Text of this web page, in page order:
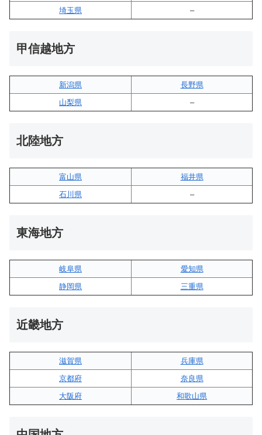
埼玉県
–
甲信越地方
新潟県
長野県
山梨県
–
北陸地方
富山県
福井県
石川県
–
東海地方
岐阜県
愛知県
静岡県
三重県
近畿地方
滋賀県
兵庫県
京都府
奈良県
大阪府
和歌山県